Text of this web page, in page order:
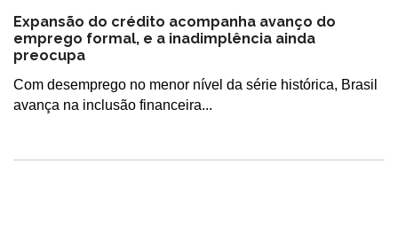
Expansão do crédito acompanha avanço do
emprego formal, e a inadimplência ainda
preocupa
Com desemprego no menor nível da série histórica, Brasil
avança na inclusão financeira...